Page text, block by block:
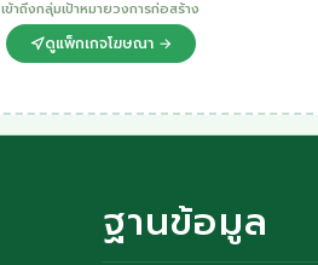
เข้าถึงกลุ่มเป้าหมายวงการก่อสร้าง
ดูแพ็กเกจโฆษณา →
ฐานข้อมูล